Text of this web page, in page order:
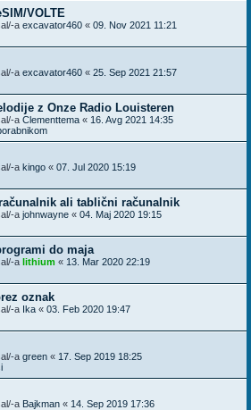
VOLTE
a excavator460 « 09. Nov 2021 11:21
a excavator460 « 25. Sep 2021 21:57
z Onze Radio Louisteren
a Clementtema « 16. Avg 2021 14:35
a kingo « 07. Jul 2020 15:19
ali tablični računalnik
a johnwayne « 04. Maj 2020 19:15
do maja
a lithium « 13. Mar 2020 22:19
oznak
a Ika « 03. Feb 2020 19:47
a green « 17. Sep 2019 18:25
a Bajkman « 14. Sep 2019 17:36